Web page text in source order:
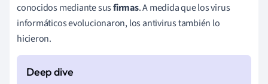
conocidos mediante susfirmas. A medida que los virus
informáticos evolucionaron, los antivirus también lo
hicieron.